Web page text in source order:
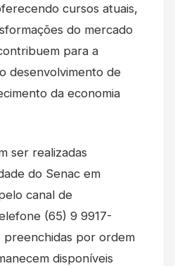
cursos atuais,
do mercado
para a
desenvolvimento de
da economia
ser realizadas
do Senac em
canal de
(65) 9 9917-
preenchidas por ordem
disponíveis